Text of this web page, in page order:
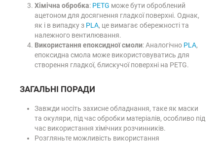
Хімічна обробка: PETG може бути оброблений
ацетоном для досягнення гладкої поверхні. Однак,
як і в випадку з PLA, це вимагає обережності та
належного вентилювання.
Використання епоксидної смоли: Аналогічно PLA,
епоксидна смола може використовуватись для
створення гладкої, блискучої поверхні на PETG.
ЗАГАЛЬНІ ПОРАДИ
Завжди носіть захисне обладнання, таке як маски
та окуляри, під час обробки матеріалів, особливо під
час використання хімічних розчинників.
Розгляньте можливість використання